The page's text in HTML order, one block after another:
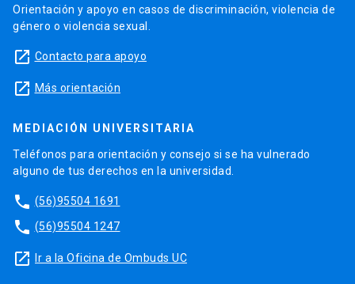
Orientación y apoyo en casos de discriminación, violencia de
género o violencia sexual.
launch Contacto para apoyo
launch Más orientación
MEDIACIÓN UNIVERSITARIA
Teléfonos para orientación y consejo si se ha vulnerado
alguno de tus derechos en la universidad.
phone (56)95504 1691
phone (56)95504 1247
launch Ir a la Oficina de Ombuds UC